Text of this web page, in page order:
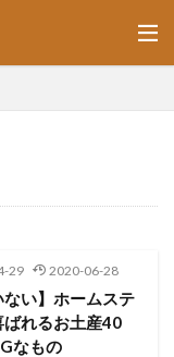
29 2020-06-28
ない】ホームステ
ばれるお土産40
なもの